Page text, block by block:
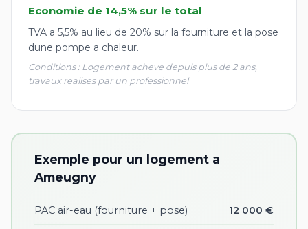
Economie de 14,5% sur le total
TVA a 5,5% au lieu de 20% sur la fourniture et la pose
dune pompe a chaleur.
Conditions : Logement acheve depuis plus de 2 ans,
travaux realises par un professionnel
Exemple pour un logement a
Ameugny
PAC air-eau (fourniture + pose) 12 000 €